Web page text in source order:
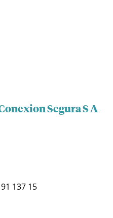
Segura S A
91 137 15